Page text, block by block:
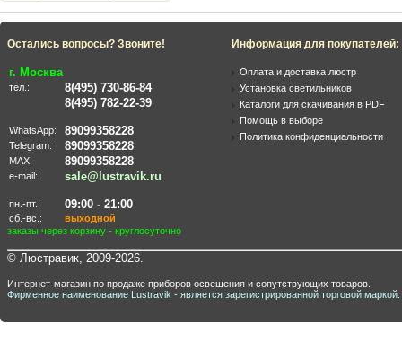
Остались вопросы? Звоните!
г. Москва
тел.:
8(495) 730-86-84
8(495) 782-22-39
WhatsApp: 89099358228
Telegram: 89099358228
MAX 89099358228
e-mail: sale@lustravik.ru
пн.-пт.: 09:00 - 21:00
сб.-вс.:
выходной
заказы через корзину - круглосуточно
Информация для покупателей:
Оплата и доставка люстр
Установка светильников
Каталоги для скачивания в PDF
Помощь в выборе
Политика конфиденциальности
© Люстравик, 2009-2026.
Интернет-магазин по продаже приборов освещения и сопутствующих товаров.
Фирменное наименование Lustravik - является зарегистрированной торговой